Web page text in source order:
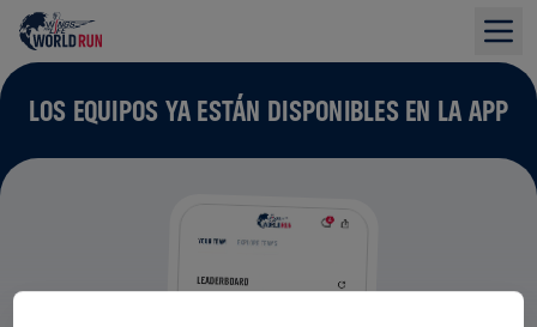
LOS EQUIPOS YA ESTÁN DISPONIBLES EN LA APP